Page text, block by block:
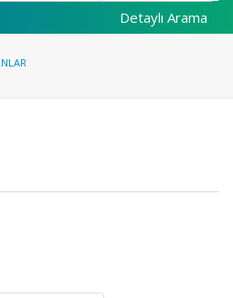
Detaylı Arama